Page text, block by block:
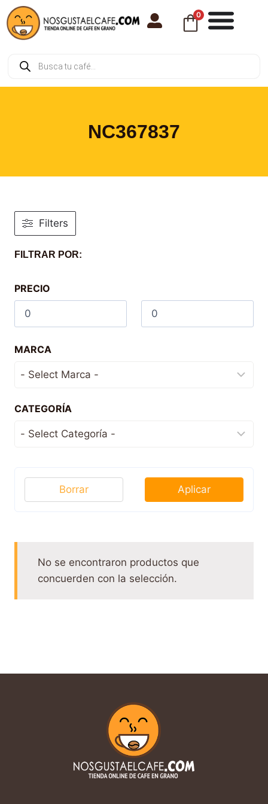
0
NC367837
No se encontraron productos que
concuerden con la selección.
Filters
FILTRAR POR:
PRECIO
MARCA
CATEGORÍA
Aplicar
Borrar